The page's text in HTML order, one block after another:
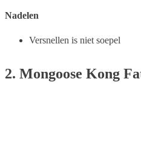
Nadelen
Versnellen is niet soepel
2. Mongoose Kong